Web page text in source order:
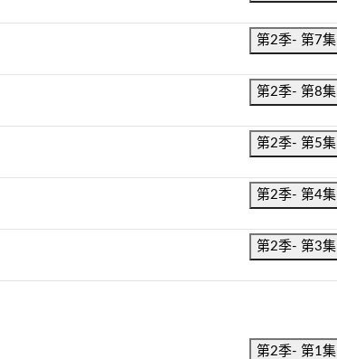
第2季- 第7集
第2季- 第8集
第2季- 第5集
第2季- 第4集
第2季- 第3集
第2季- 第1集